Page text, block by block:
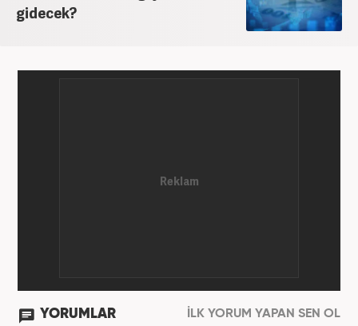
gidecek?
YORUMLAR İLK YORUM YAPAN SEN OL